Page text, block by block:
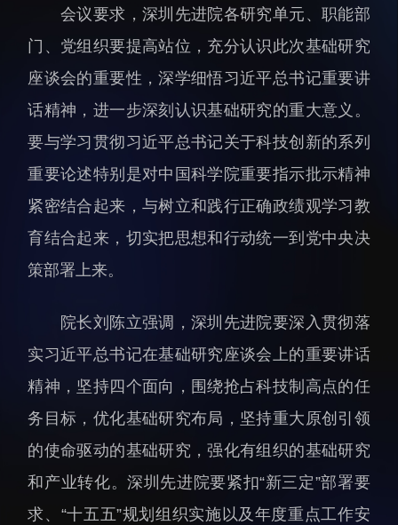
科研进展
科研诚信与伦理委员会
实验动物管理
分析测试中心
实验室建设与管理
生物安全管理
要闻播报
科研进展
综合新闻
合作交流
学术活动
媒体报道
档案频道
先进视界
教育概况
学生活动
会议要求，深圳先进院各研究单元、职能部
门、党组织要提高站位，充分认识此次基础研究
座谈会的重要性，深学细悟习近平总书记重要讲
话精神，进一步深刻认识基础研究的重大意义。
要与学习贯彻习近平总书记关于科技创新的系列
重要论述特别是对中国科学院重要指示批示精神
紧密结合起来，与树立和践行正确政绩观学习教
育结合起来，切实把思想和行动统一到党中央决
策部署上来。
院长刘陈立强调，深圳先进院要深入贯彻落
实习近平总书记在基础研究座谈会上的重要讲话
精神，坚持四个面向，围绕抢占科技制高点的任
务目标，优化基础研究布局，坚持重大原创引领
的使命驱动的基础研究，强化有组织的基础研究
和产业转化。深圳先进院要紧扣“新三定”部署要
求、“十五五”规划组织实施以及年度重点工作安